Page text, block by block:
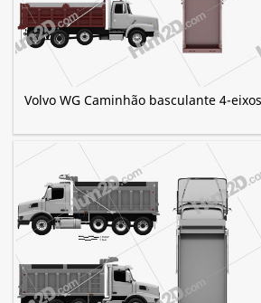
Volvo WG Caminhão basculante 4-